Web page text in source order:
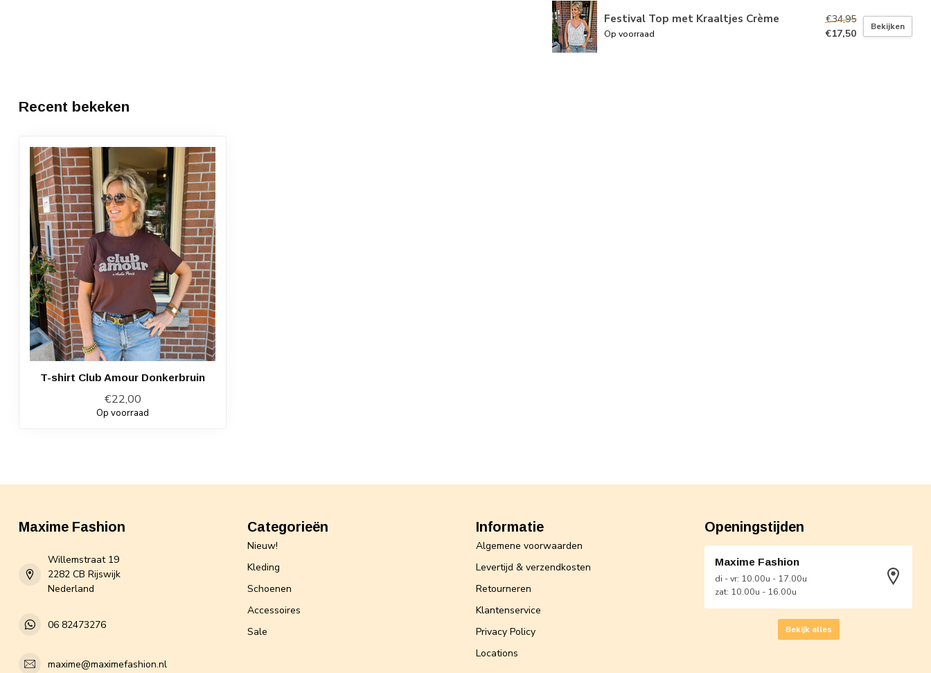
Festival Top met Kraaltjes Crème
Op voorraad
€34,95
€17,50
Bekijken
Recent bekeken
T-shirt Club Amour Donkerbruin
€22,00
Op voorraad
Maxime Fashion
Willemstraat 19
2282 CB Rijswijk
Nederland
06 82473276
maxime@maximefashion.nl
Categorieën
Nieuw!
Kleding
Schoenen
Accessoires
Sale
Informatie
Algemene voorwaarden
Levertijd & verzendkosten
Retourneren
Klantenservice
Privacy Policy
Locations
Openingstijden
Maxime Fashion
di - vr: 10.00u - 17.00u
zat: 10.00u - 16.00u
Bekijk alles